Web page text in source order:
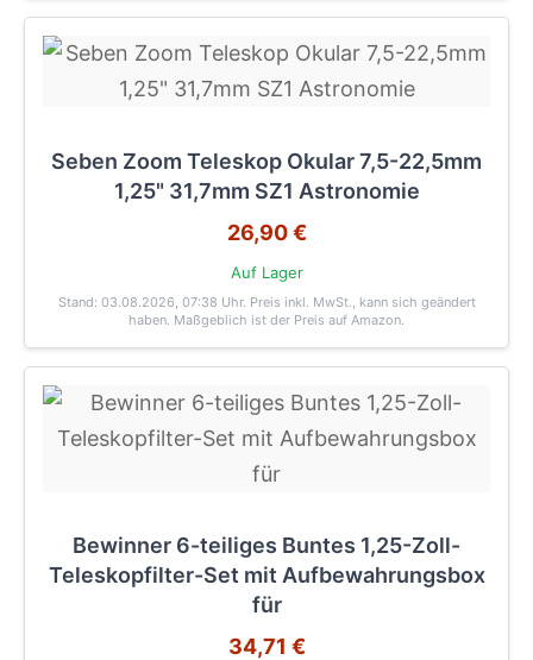
Seben Zoom Teleskop Okular 7,5-22,5mm
1,25" 31,7mm SZ1 Astronomie
26,90 €
Auf Lager
Stand: 03.08.2026, 07:38 Uhr. Preis inkl. MwSt., kann sich geändert
haben. Maßgeblich ist der Preis auf Amazon.
Bewinner 6-teiliges Buntes 1,25-Zoll-
Teleskopfilter-Set mit Aufbewahrungsbox
für
34,71 €